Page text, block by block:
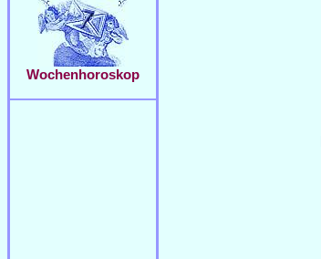
Wochenhoroskop